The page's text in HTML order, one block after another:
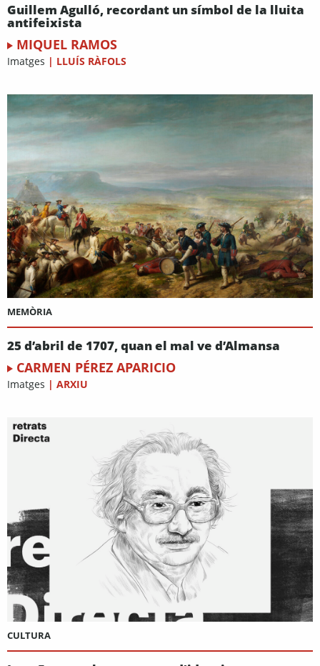
Guillem Agulló, recordant un símbol de la lluita
antifeixista
MIQUEL RAMOS
Imatges | LLUÍS RÀFOLS
MEMÒRIA
25 d’abril de 1707, quan el mal ve d’Almansa
CARMEN PÉREZ APARICIO
Imatges | ARXIU
CULTURA